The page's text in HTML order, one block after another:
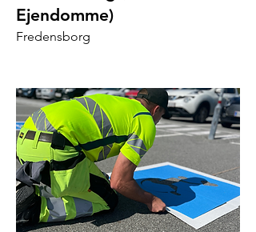
Ejendomme)
Fredensborg